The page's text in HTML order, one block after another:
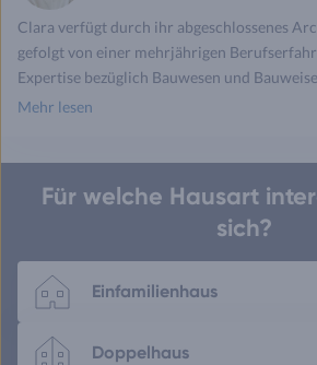
Clara verfügt durch ihr abgeschlossenes
gefolgt von einer mehrjährigen
Expertise bezüglich Bauwesen und
Mehr lesen
Für welche Hausart
sich?
Einfamilienhaus
Doppelhaus